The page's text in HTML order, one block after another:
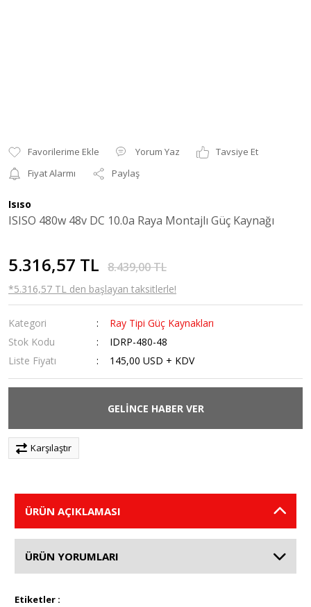
Yorum Yaz
Tavsiye Et
Fiyat Alarmı
Paylaş
Isıso
ISISO 480w 48v DC 10.0a Raya Montajlı Güç Kaynağı
5.316,57 TL 8.439,00 TL
*5.316,57 TL den başlayan taksitlerle!
Kategori
Ray Tipi Güç Kaynakları
Stok Kodu
IDRP-480-48
Liste Fiyatı
145,00 USD + KDV
GELİNCE HABER VER
Karşılaştır
ÜRÜN AÇIKLAMASI
ÜRÜN YORUMLARI
Etiketler :